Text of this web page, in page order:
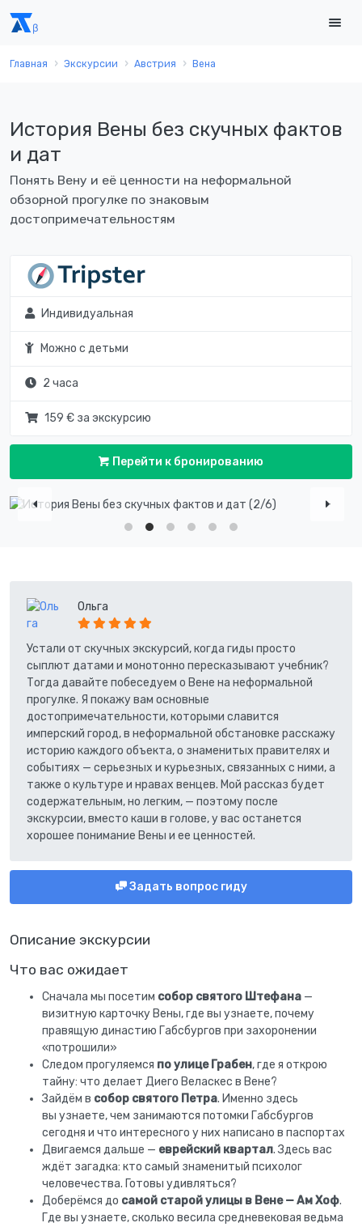
Главная Экскурсии Австрия Вена
История Вены без скучных фактов
и дат
Понять Вену и её ценности на неформальной
обзорной прогулке по знаковым
достопримечательностям
Индивидуальная
Можно с детьми
2 часа
159 € за экскурсию
Перейти к бронированию
Описание экскурсии
Что вас ожидает
Сначала мы посетим собор святого Штефана —
визитную карточку Вены, где вы узнаете, почему
правящую династию Габсбургов при захоронении
«потрошили»
Следом прогуляемся по улице Грабен, где я открою
тайну: что делает Диего Веласкес в Вене?
Зайдём в собор святого Петра. Именно здесь
вы узнаете, чем занимаются потомки Габсбургов
сегодня и что интересного у них написано в паспортах
Двигаемся дальше — еврейский квартал. Здесь вас
ждёт загадка: кто самый знаменитый психолог
человечества. Готовы удивляться?
Доберёмся до самой старой улицы в Вене — Ам Хоф.
Где вы узнаете, сколько весила средневековая ведьма
Ольга
Устали от скучных экскурсий, когда гиды просто
сыплют датами и монотонно пересказывают учебник?
Тогда давайте побеседуем о Вене на неформальной
прогулке. Я покажу вам основные
достопримечательности, которыми славится
имперский город, в неформальной обстановке расскажу
историю каждого объекта, о знаменитых правителях и
событиях — серьезных и курьезных, связанных с ними, а
также о культуре и нравах венцев. Мой рассказ будет
содержательным, но легким, — поэтому после
экскурсии, вместо каши в голове, у вас останется
хорошее понимание Вены и ее ценностей.
Задать вопрос гиду